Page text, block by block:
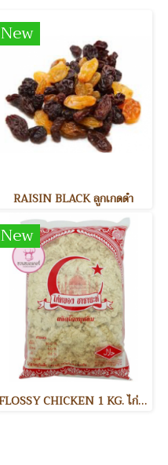
New
RAISIN BLACK ลูกเกดดำ
New
FLOSSY CHICKEN 1 KG. ไก่หยอง